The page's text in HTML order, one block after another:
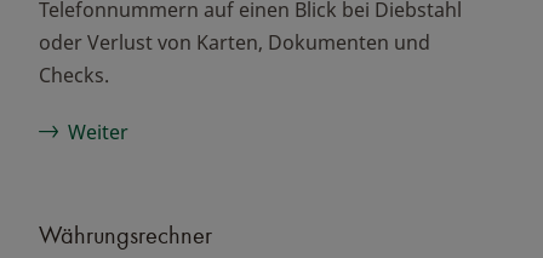
Telefonnummern auf einen Blick bei Diebstahl
oder Verlust von Karten, Dokumenten und
Checks.
Weiter
Währungsrechner